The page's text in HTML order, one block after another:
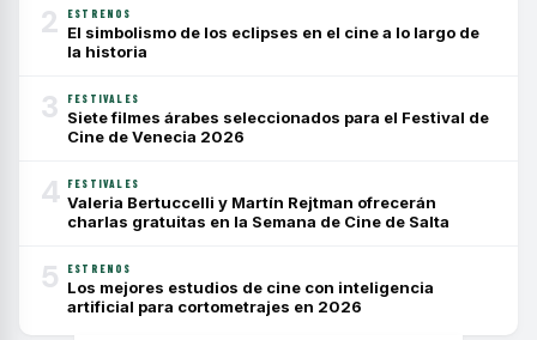
2 ESTRENOS
El simbolismo de los eclipses en el cine a lo largo de
la historia
3 FESTIVALES
Siete filmes árabes seleccionados para el Festival de
Cine de Venecia 2026
4 FESTIVALES
Valeria Bertuccelli y Martín Rejtman ofrecerán
charlas gratuitas en la Semana de Cine de Salta
5 ESTRENOS
Los mejores estudios de cine con inteligencia
artificial para cortometrajes en 2026